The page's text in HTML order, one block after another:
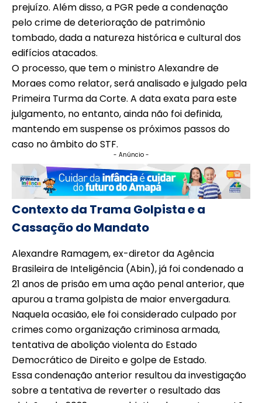
prejuízo. Além disso, a PGR pede a condenação
pelo crime de deterioração de patrimônio
tombado, dada a natureza histórica e cultural dos
edifícios atacados.
O processo, que tem o ministro Alexandre de
Moraes como relator, será analisado e julgado pela
Primeira Turma da Corte. A data exata para este
julgamento, no entanto, ainda não foi definida,
mantendo em suspense os próximos passos do
caso no âmbito do STF.
- Anúncio -
Contexto da Trama Golpista e a
Cassação do Mandato
Alexandre Ramagem, ex-diretor da Agência
Brasileira de Inteligência (Abin), já foi condenado a
21 anos de prisão em uma ação penal anterior, que
apurou a trama golpista de maior envergadura.
Naquela ocasião, ele foi considerado culpado por
crimes como organização criminosa armada,
tentativa de abolição violenta do Estado
Democrático de Direito e golpe de Estado.
Essa condenação anterior resultou da investigação
sobre a tentativa de reverter o resultado das